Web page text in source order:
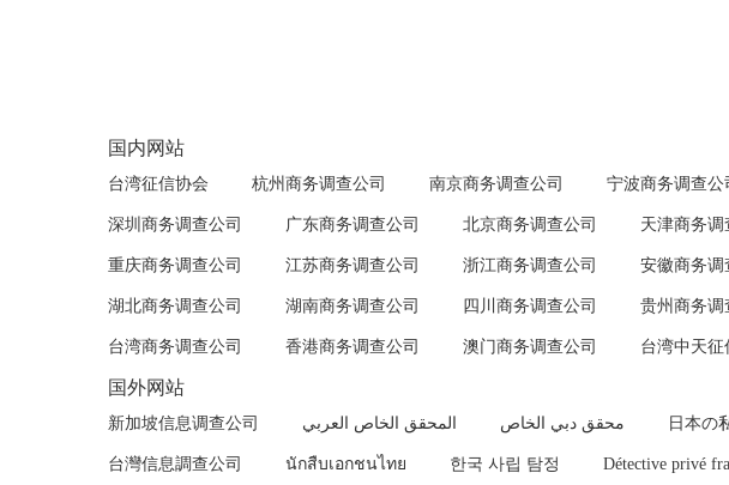
国内网站
台湾征信协会 杭州商务调查公司 南京商务调查公司 宁波商务调查公
深圳商务调查公司 广东商务调查公司 北京商务调查公司 天津商务调
重庆商务调查公司 江苏商务调查公司 浙江商务调查公司 安徽商务调
湖北商务调查公司 湖南商务调查公司 四川商务调查公司 贵州商务调
台湾商务调查公司 香港商务调查公司 澳门商务调查公司 台湾中天征
国外网站
新加坡信息调查公司 المحقق الخاص العربي محقق دبي الخاص 日本の
台灣信息調查公司 นักสืบเอกชนไทย 한국 사립 탐정 Détective privé